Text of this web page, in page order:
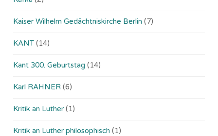
Kaiser Wilhelm Gedächtniskirche Berlin (7)
KANT (14)
Kant 300. Geburtstag (14)
Karl RAHNER (6)
Kritik an Luther (1)
Kritik an Luther philosophisch (1)